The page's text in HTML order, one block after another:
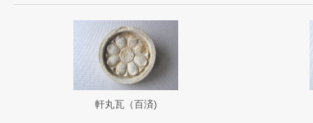
軒丸瓦（百済)